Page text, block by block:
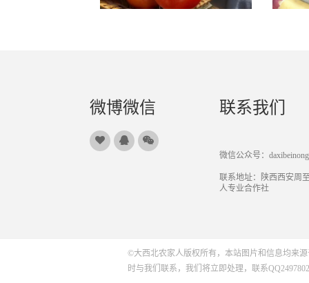
微博微信 联系我们
微信公众号：
联系地址：陕西西安周
人专业合作社
©大西北农家人版权所有，本站图片和信息均来
时与我们联系，我们将立即处理，联系